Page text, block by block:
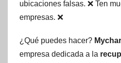
ubicaciones falsas. ❌ Ten
empresas. ❌
¿Qué puedes hacer?
empresa dedicada a la